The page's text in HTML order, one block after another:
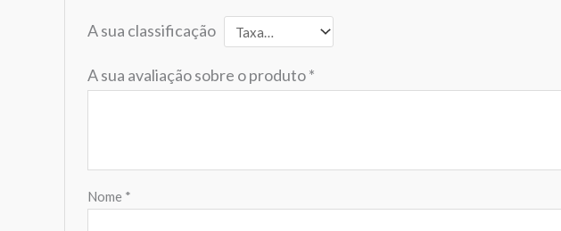
A sua classificação
A sua avaliação sobre o produto*
Nome *